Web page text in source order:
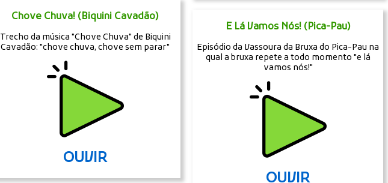
Chove Chuva! (Biquini Cavadão)
Trecho da música "Chove Chuva" de Biquini
Cavadão: "chove chuva, chove sem parar"
OUVIR
E Lá Vamos Nós! (Pica-Pau)
Episódio da Vassoura da Bruxa do Pica-Pau na
qual a bruxa repete a todo momento "e lá
vamos nós!"
OUVIR